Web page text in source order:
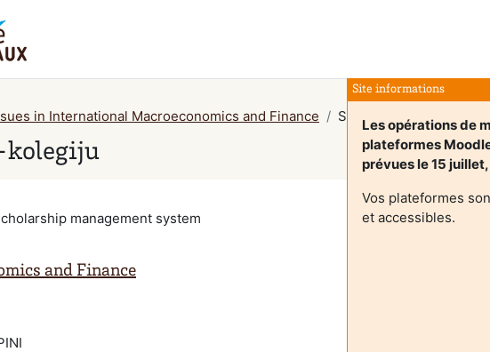
Site informations
Les opérations de
plateformes
prévues le 15
Vos plateformes
et accessibles.
in International Macroeconomics and Finance Sažetak
kolegiju
management system
and Finance